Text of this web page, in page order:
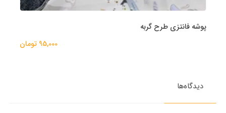
پوشه فانتزی طرح گربه
95,000 تومان
دیدگاه‌ها